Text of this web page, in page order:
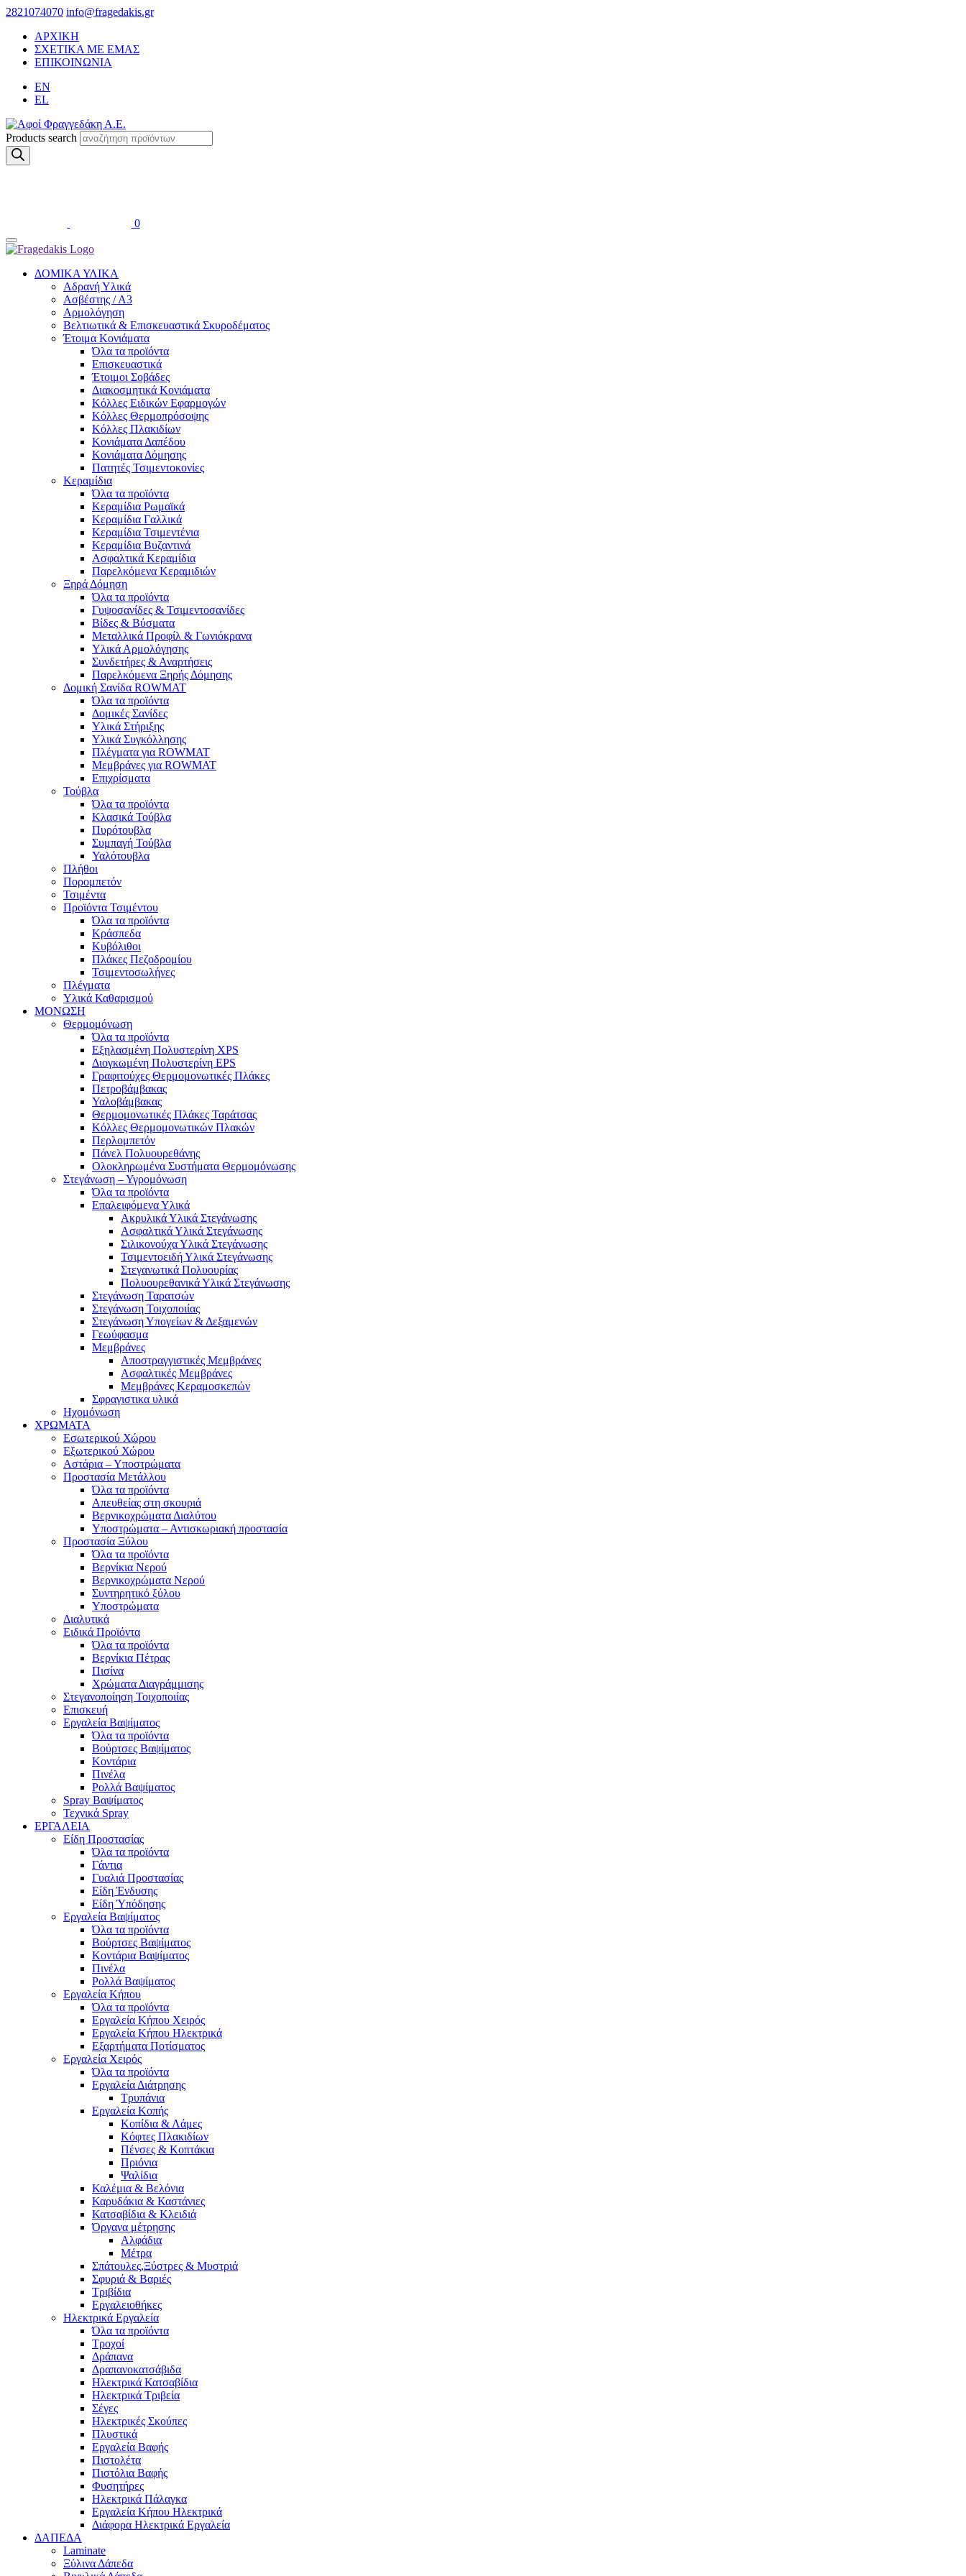
2821074070 info@fragedakis.gr
ΑΡΧΙΚΗ
ΣΧΕΤΙΚΑ ΜΕ ΕΜΑΣ
ΕΠΙΚΟΙΝΩΝΙΑ
EN
EL
Products search
0
ΔΟΜΙΚΑ ΥΛΙΚΑ
Αδρανή Υλικά
Ασβέστης / Α3
Αρμολόγηση
Βελτιωτικά & Επισκευαστικά Σκυροδέματος
Έτοιμα Κονιάματα
Όλα τα προϊόντα
Επισκευαστικά
Έτοιμοι Σοβάδες
Διακοσμητικά Κονιάματα
Κόλλες Ειδικών Εφαρμογών
Κόλλες Θερμοπρόσοψης
Κόλλες Πλακιδίων
Κονιάματα Δαπέδου
Κονιάματα Δόμησης
Πατητές Τσιμεντοκονίες
Κεραμίδια
Όλα τα προϊόντα
Κεραμίδια Ρωμαϊκά
Κεραμίδια Γαλλικά
Κεραμίδια Τσιμεντένια
Κεραμίδια Βυζαντινά
Ασφαλτικά Κεραμίδια
Παρελκόμενα Κεραμιδιών
Ξηρά Δόμηση
Όλα τα προϊόντα
Γυψοσανίδες & Τσιμεντοσανίδες
Βίδες & Βύσματα
Μεταλλικά Προφίλ & Γωνιόκρανα
Υλικά Αρμολόγησης
Συνδετήρες & Αναρτήσεις
Παρελκόμενα Ξηρής Δόμησης
Δομική Σανίδα ROWMAT
Όλα τα προϊόντα
Δομικές Σανίδες
Υλικά Στήριξης
Υλικά Συγκόλλησης
Πλέγματα για ROWMAT
Μεμβράνες για ROWMAT
Επιχρίσματα
Τούβλα
Όλα τα προϊόντα
Κλασικά Τούβλα
Πυρότουβλα
Συμπαγή Τούβλα
Υαλότουβλα
Πλήθοι
Πορομπετόν
Τσιμέντα
Προϊόντα Τσιμέντου
Όλα τα προϊόντα
Κράσπεδα
Κυβόλιθοι
Πλάκες Πεζοδρομίου
Τσιμεντοσωλήνες
Πλέγματα
Υλικά Καθαρισμού
ΜΟΝΩΣΗ
Θερμομόνωση
Όλα τα προϊόντα
Εξηλασμένη Πολυστερίνη XPS
Διογκωμένη Πολυστερίνη EPS
Γραφιτούχες Θερμομονωτικές Πλάκες
Πετροβάμβακας
Υαλοβάμβακας
Θερμομονωτικές Πλάκες Ταράτσας
Κόλλες Θερμομονωτικών Πλακών
Περλομπετόν
Πάνελ Πολυουρεθάνης
Ολοκληρωμένα Συστήματα Θερμομόνωσης
Στεγάνωση – Υγρομόνωση
Όλα τα προϊόντα
Επαλειφόμενα Υλικά
Ακρυλικά Υλικά Στεγάνωσης
Ασφαλτικά Υλικά Στεγάνωσης
Σιλικονούχα Υλικά Στεγάνωσης
Τσιμεντοειδή Υλικά Στεγάνωσης
Στεγανωτικά Πολυουρίας
Πολυουρεθανικά Υλικά Στεγάνωσης
Στεγάνωση Ταρατσών
Στεγάνωση Τοιχοποιίας
Στεγάνωση Υπογείων & Δεξαμενών
Γεωύφασμα
Μεμβράνες
Αποστραγγιστικές Μεμβράνες
Ασφαλτικές Μεμβράνες
Μεμβράνες Κεραμοσκεπών
Σφραγιστικα υλικά
Ηχομόνωση
ΧΡΩΜΑΤΑ
Εσωτερικού Χώρου
Εξωτερικού Χώρου
Αστάρια – Υποστρώματα
Προστασία Μετάλλου
Όλα τα προϊόντα
Απευθείας στη σκουριά
Βερνικοχρώματα Διαλύτου
Υποστρώματα – Αντισκωριακή προστασία
Προστασία Ξύλου
Όλα τα προϊόντα
Βερνίκια Νερού
Βερνικοχρώματα Νερού
Συντηρητικό ξύλου
Υποστρώματα
Διαλυτικά
Ειδικά Προϊόντα
Όλα τα προϊόντα
Βερνίκια Πέτρας
Πισίνα
Χρώματα Διαγράμμισης
Στεγανοποίηση Τοιχοποιίας
Επισκευή
Εργαλεία Βαψίματος
Όλα τα προϊόντα
Βούρτσες Βαψίματος
Κοντάρια
Πινέλα
Ρολλά Βαψίματος
Spray Βαψίματος
Τεχνικά Spray
ΕΡΓΑΛΕΙΑ
Είδη Προστασίας
Όλα τα προϊόντα
Γάντια
Γυαλιά Προστασίας
Είδη Ένδυσης
Είδη Ύπόδησης
Εργαλεία Βαψίματος
Όλα τα προϊόντα
Βούρτσες Βαψίματος
Κοντάρια Βαψίματος
Πινέλα
Ρολλά Βαψίματος
Εργαλεία Κήπου
Όλα τα προϊόντα
Εργαλεία Κήπου Χειρός
Εργαλεία Κήπου Ηλεκτρικά
Εξαρτήματα Ποτίσματος
Εργαλεία Χειρός
Όλα τα προϊόντα
Εργαλεία Διάτρησης
Τρυπάνια
Εργαλεία Κοπής
Κοπίδια & Λάμες
Κόφτες Πλακιδίων
Πένσες & Κοπτάκια
Πριόνια
Ψαλίδια
Καλέμια & Βελόνια
Καρυδάκια & Καστάνιες
Κατσαβίδια & Κλειδιά
Όργανα μέτρησης
Αλφάδια
Μέτρα
Σπάτουλες,Ξύστρες & Μυστριά
Σφυριά & Βαριές
Τριβίδια
Εργαλειοθήκες
Ηλεκτρικά Εργαλεία
Όλα τα προϊόντα
Τροχοί
Δράπανα
Δραπανοκατσάβιδα
Ηλεκτρικά Κατσαβίδια
Ηλεκτρικά Τριβεία
Σέγες
Ηλεκτρικές Σκούπες
Πλυστικά
Εργαλεία Βαφής
Πιστολέτα
Πιστόλια Βαφής
Φυσητήρες
Ηλεκτρικά Πάλαγκα
Εργαλεία Κήπου Ηλεκτρικά
Διάφορα Ηλεκτρικά Εργαλεία
ΔΑΠΕΔΑ
Laminate
Ξύλινα Δάπεδα